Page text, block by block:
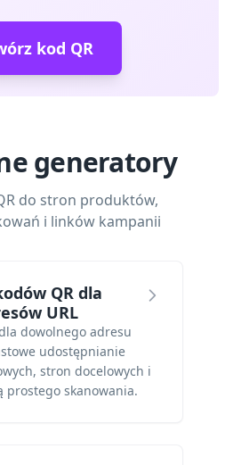
kod QR
generatory
do stron produktów,
i linków kampanii
QR dla
URL
dowolnego adresu
udostępnianie
stron docelowych i
prostego skanowania.